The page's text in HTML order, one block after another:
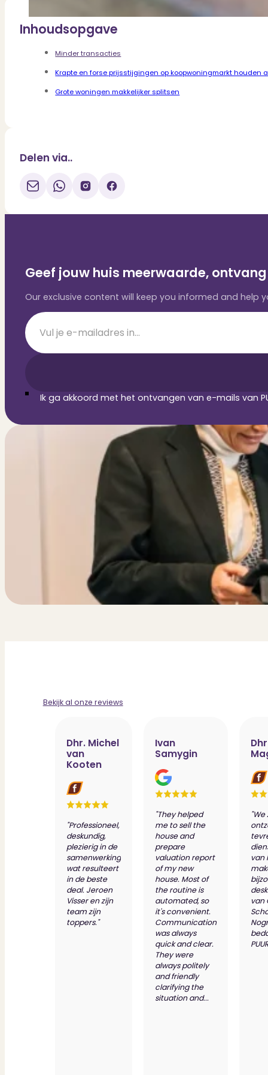
Inhoudsopgave
Minder transacties
Krapte en forse prijsstijgingen op koopwoningmarkt houden
Grote woningen makkelijker splitsen
Delen via..
Geef jouw huis meerwaarde,
Our exclusive content will keep you informed and
Section
Ik ga akkoord met het ontvangen van e-mails van
Bekijk al onze reviews
Dhr. Michel
van
Kooten
"Professioneel,
deskundig,
plezierig in de
samenwerking
wat resulteert
in de beste
deal. Jeroen
Visser en zijn
team zijn
toppers."
Ivan
Samygin
"They helped
me to sell the
house and
prepare
valuation report
of my new
house. Most of
the routine is
automated, so
it's convenient.
Communication
was always
quick and clear.
They were
always politely
and friendly
clarifying the
situation and...
"We
van
van